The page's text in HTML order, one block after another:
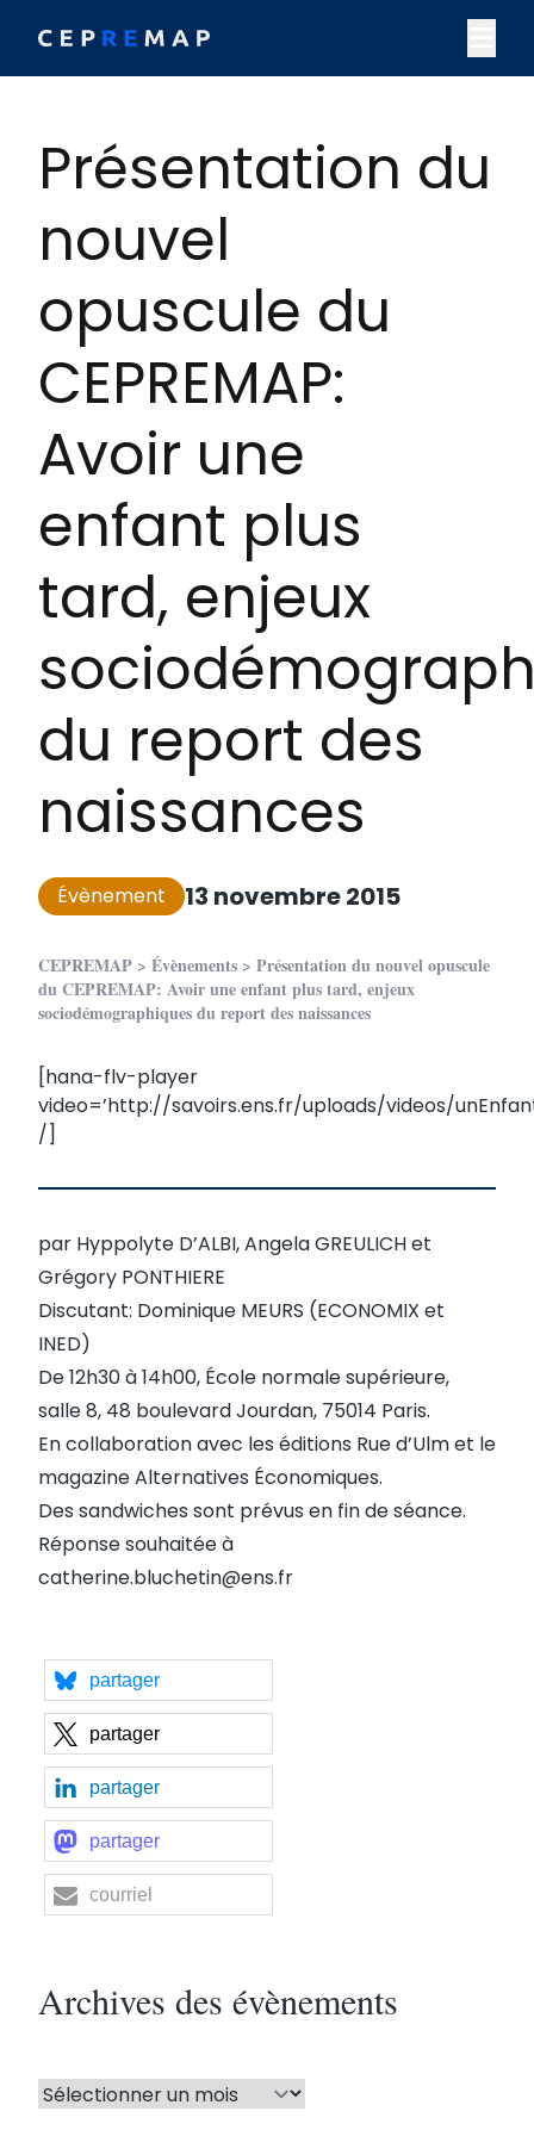
Présentation du
nouvel
opuscule du
CEPREMAP:
Avoir une
enfant plus
tard, enjeux
du report des
naissances
Évènement 13 novembre 2015
CEPREMAP > Évènements > Présentation du nouvel opuscule
du CEPREMAP: Avoir une enfant plus tard, enjeux
sociodémographiques du report des naissances
[hana-flv-player
video=’http://savoirs.ens.fr/uploads/videos/
/]
par Hyppolyte D’ALBI, Angela GREULICH et
Grégory PONTHIERE
Discutant: Dominique MEURS (ECONOMIX et
INED)
De 12h30 à 14h00, École normale supérieure,
salle 8, 48 boulevard Jourdan, 75014 Paris.
En collaboration avec les éditions Rue d’Ulm et le
magazine Alternatives Économiques.
Des sandwiches sont prévus en fin de séance.
Réponse souhaitée à
catherine.bluchetin@ens.fr
partager
partager
partager
partager
courriel
Archives des évènements